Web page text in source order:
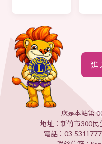
進
您是本站第
地址：新竹市300民
電話：03-